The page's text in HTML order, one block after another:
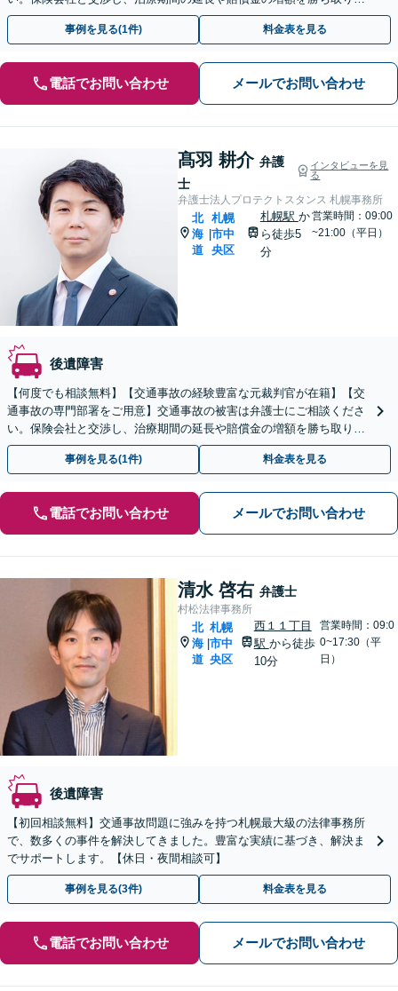
す。後遺障害の等級認定の手続きなどもお任せください。
事例を見る(1件) 料金表を見る
電話でお問い合わせ メールでお問い合わせ
髙羽 耕介 弁護
士
インタビューを見
る
弁護士法人プロテクトスタンス 札幌事務所
北
海
道
|
札幌
市中
央区
札幌駅 か
ら徒歩5
分
営業時間：09:00
~21:00（平日）
後遺障害
【何度でも相談無料】【交通事故の経験豊富な元裁判官が在籍】【交
通事故の専門部署をご用意】交通事故の被害は弁護士にご相談くださ
い。保険会社と交渉し、治療期間の延長や賠償金の増額を勝ち取りま
す。後遺障害の等級認定の手続きなどもお任せください。
事例を見る(1件) 料金表を見る
電話でお問い合わせ メールでお問い合わせ
清水 啓右 弁護士
村松法律事務所
北
海
道
札幌
市中
央区
西１１丁目
駅 から徒歩
10分
営業時間：09:0
0~17:30（平
日）
後遺障害
【初回相談無料】交通事故問題に強みを持つ札幌最大級の法律事務所
で、数多くの事件を解決してきました。豊富な実績に基づき、解決ま
でサポートします。【休日・夜間相談可】
事例を見る(3件) 料金表を見る
電話でお問い合わせ メールでお問い合わせ